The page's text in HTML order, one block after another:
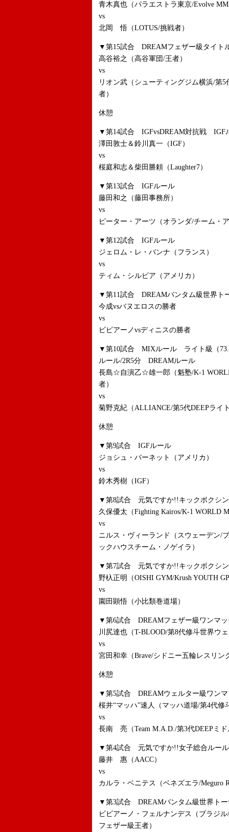
青木真也（パラエストラ東京/Evolve
vs
北岡 悟（LOTUS/挑戦者）
▼第15試合 DREAMフェザー級タイト
高谷裕之（高谷軍団/王者）
vs
リオン武（シューティングジム横浜/第
者）
休憩
▼第14試合 IGFvsDREAM対抗戦 IGF
澤田敦士＆鈴川真一（IGF）
vs
桜庭和志＆柴田勝頼（Laughter7）
▼第13試合 IGFルール
藤田和之（藤田事務所）
vs
ピーター・アーツ（オランダ/チーム・
▼第12試合 IGFルール
ジェロム・レ・バンナ（フランス）
vs
ティム・シルビア（アメリカ）
▼第11試合 DREAMバンタム級世界ト
今成vsバヌエロスの勝者
vs
ビビアーノvsディニスの勝者
▼第10試合 MIXルール ライト級（
ルール/2R5分 DREAMルール
長島☆自演乙☆雄一郎（魁塾/K-1
者）
vs
菊野克紀（ALLIANCE/第5代DEEPライ
休憩
▼第9試合 IGFルール
ジョシュ・バーネット（アメリカ）
vs
鈴木秀樹（IGF）
▼第8試合 元気ですか!!キックボクシ
久保優太（Fighting Kairos/K-1 WORLD
vs
ニルス・ヴィーランド（スウェーデン/
ックハウスチーム・ノゲイラ）
▼第7試合 元気ですか!!キックボクシ
野杁正明（OISHI GYM/Krush YOUTH
vs
園田顕悟（小比類巻道場）
▼第6試合 DREAMフェザー級ワンマ
川尻達也（T-BLOOD/第8代修斗世界ウ
vs
宮田和幸（Brave/シドニー五輪レスリン
休憩
▼第5試合 DREAMウェルター級ワン
桜井“マッハ”速人（マッハ道場/第4代修
vs
長南 亮（Team M.A.D./第3代DEEPミド
▼第4試合 元気ですか!!女子総合ルー
藤井 惠（AACC）
vs
カルラ・ベニテス（ベネズエラ/Meguro
▼第3試合 DREAMバンタム級世界ト
ビビアーノ・フェルナンデス（ブラジ
フェザー級王者）